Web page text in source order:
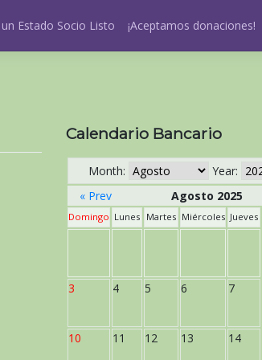
Estado Socio Listo ¡Aceptamos donaciones!
Calendario Bancario
Month:
Year:
« Prev
Agosto 2025
Domingo Lunes Martes Miércoles Jueves
3 4 5 6 7
10 11 12 13 14